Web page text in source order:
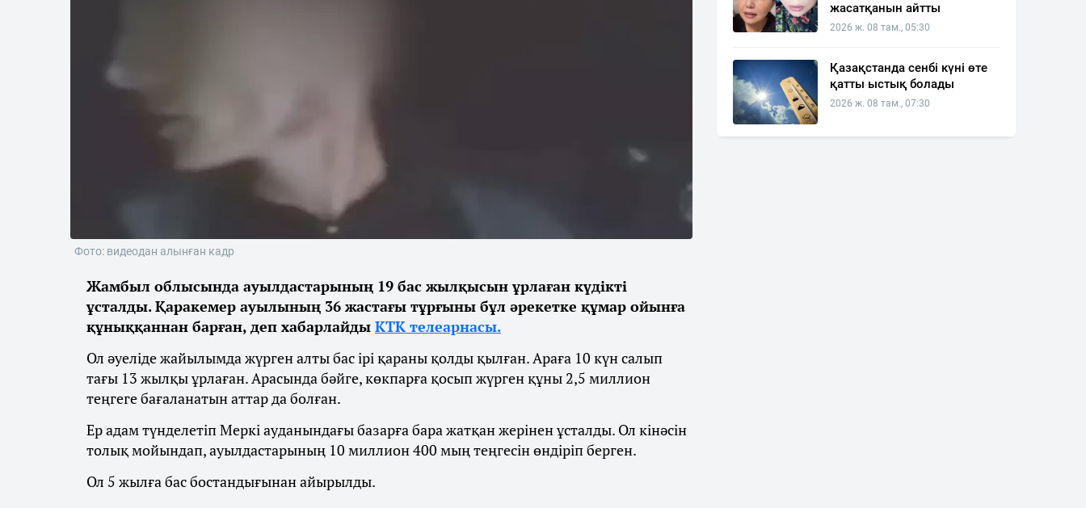
Фото: видеодан алынған кадр
Жамбыл облысында ауылдастарының 19 бас жылқысын ұрлаған күдікті
ұсталды. Қаракемер ауылының 36 жастағы тұрғыны бұл әрекетке құмар ойынға
құныққаннан барған, деп хабарлайды КТК телеарнасы.
Ол әуеліде жайылымда жүрген алты бас ірі қараны қолды қылған. Араға 10 күн салып
тағы 13 жылқы ұрлаған. Арасында бәйге, көкпарға қосып жүрген құны 2,5 миллион
теңгеге бағаланатын аттар да болған.
Ер адам түнделетіп Меркі ауданындағы базарға бара жатқан жерінен ұсталды. Ол кінәсін
толық мойындап, ауылдастарының 10 миллион 400 мың теңгесін өндіріп берген.
Ол 5 жылға бас бостандығынан айырылды.
жасатқанын айтты
2026 ж. 08 там., 05:30
Қазақстанда сенбі күні өте
қатты ыстық болады
2026 ж. 08 там., 07:30